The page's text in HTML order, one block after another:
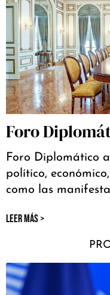
Foro
Foro Diplomático
político,
como las
LEER MÁS >